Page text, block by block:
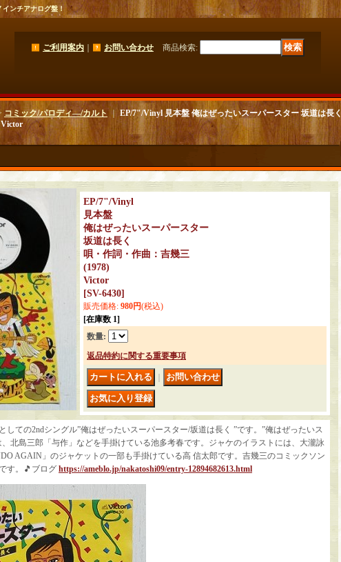
ンチアナログ盤！
ご利用案内 お問い合わせ 商品検索:
コミック/パロディ―/カルト ｜ EP/7"/Vinyl 見本盤 俺はぜったいスーパースター 坂道は長く
Victor
EP/7"/Vinyl
見本盤
俺はぜったいスーパースター
坂道は長く
唄・作詞・作曲：吉幾三
(1978)
Victor
[SV-6430]
販売価格: 980円(税込)
[在庫数 1]
数量:
返品特約に関する重要事項
しての2ndシングル”俺はぜったいスーパースター/坂道は長く ”です。”俺はぜったいス
北島三郎「与作」などを手掛けている池多考春です。ジャケのイラストには、大瀧詠
AGAIN」のジャケットの一部も手掛けている高 信太郎です。吉幾三のコミックソン
す。🎵ブログ https://ameblo.jp/nakatoshi09/entry-12894682613.html